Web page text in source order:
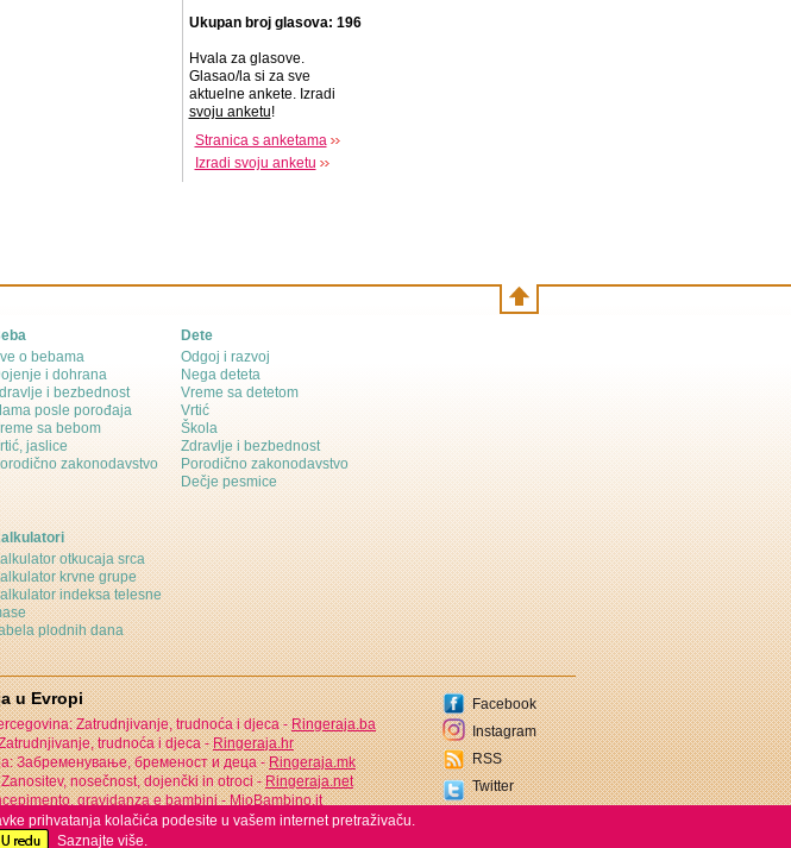
prihvatanja kolačića podesite u vašem internet pretraživaču.
Saznajte više.
Ukupan broj glasova: 196
Hvala za glasove.
Glasao/la si za sve
aktuelne ankete. Izradi
svoju anketu!
Stranica s anketama
Izradi svoju anketu
o bebama
i dohrana
i bezbednost
posle porođaja
sa bebom
jaslice
zakonodavstvo
Dete
Odgoj i razvoj
Nega deteta
Vreme sa detetom
Vrtić
Škola
Zdravlje i bezbednost
Porodično zakonodavstvo
Dečje pesmice
otkucaja srca
krvne grupe
indeksa telesne
plodnih dana
u Evropi
Zatrudnjivanje, trudnoća i djeca -Ringeraja.ba
trudnoća i djeca -Ringeraja.hr
Забременување, бременост и деца -Ringeraja.mk
nosečnost, dojenčki in otroci -Ringeraja.net
gravidanza e bambini -MioBambino.it
Facebook
Instagram
RSS
Twitter